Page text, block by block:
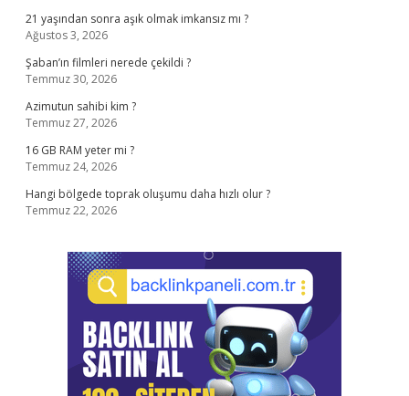
21 yaşından sonra aşık olmak imkansız mı ?
Ağustos 3, 2026
Şaban’ın filmleri nerede çekildi ?
Temmuz 30, 2026
Azimutun sahibi kim ?
Temmuz 27, 2026
16 GB RAM yeter mi ?
Temmuz 24, 2026
Hangi bölgede toprak oluşumu daha hızlı olur ?
Temmuz 22, 2026